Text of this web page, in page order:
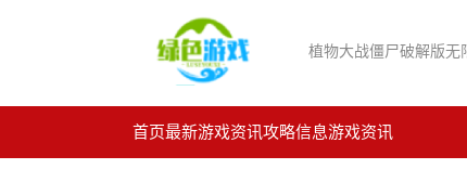
首页最新游戏资讯攻略信息游戏资讯